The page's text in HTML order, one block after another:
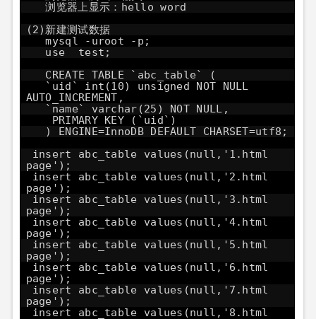
浏览器上显示：hello word
(2)新建测试数据
mysql -uroot -p;
use test;
CREATE TABLE `abc_table` (
`uid` int(10) unsigned NOT NULL
AUTO_INCREMENT,
`name` varchar(25) NOT NULL,
PRIMARY KEY (`uid`)
) ENGINE=InnoDB DEFAULT CHARSET=utf8;
insert abc_table values(null,'1.html
page');
insert abc_table values(null,'2.html
page');
insert abc_table values(null,'3.html
page');
insert abc_table values(null,'4.html
page');
insert abc_table values(null,'5.html
page');
insert abc_table values(null,'6.html
page');
insert abc_table values(null,'7.html
page');
insert abc_table values(null,'8.html